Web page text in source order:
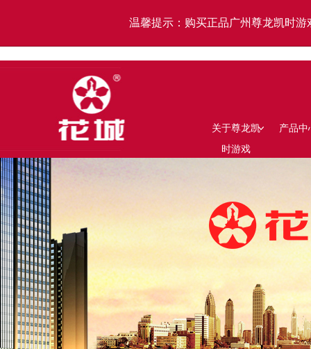
温馨提示：购买正品广州尊龙凯时
关于尊龙凯
时游戏
产品中